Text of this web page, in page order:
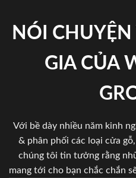
NÓI
GIA CỦA
Với bề dày nhiều năm kinh
& phân phối các loại cửa
chúng tôi tin tưởng rằng
mang tới cho bạn chắc chắn